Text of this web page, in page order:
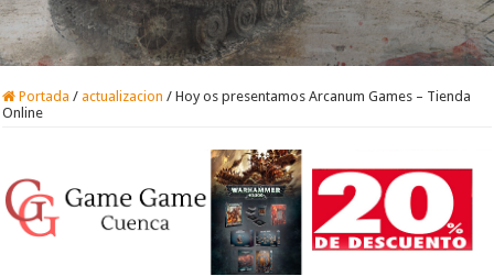
Portada / actualizacion / Hoy os presentamos Arcanum Games – Tienda
Online